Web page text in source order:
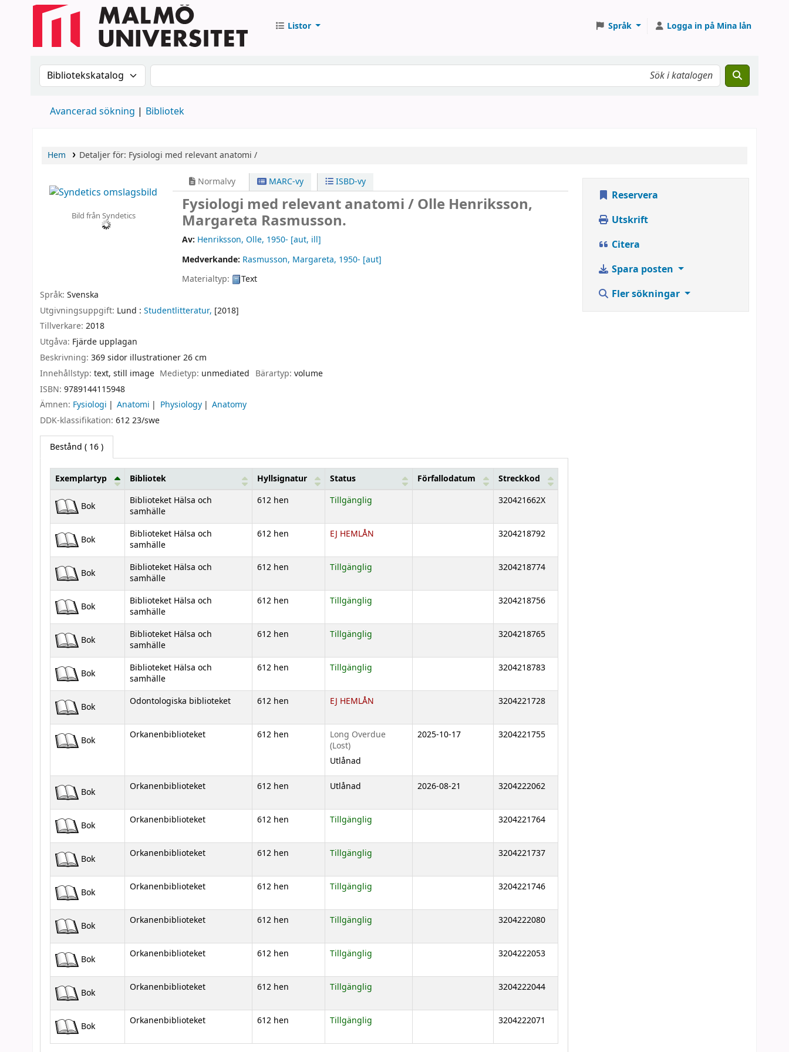
Listor Språk Logga in på Mina lån
Sök i katalogen efter:Sök i katalogen
Avancerad sökning Bibliotek
Hem Detaljer för: Fysiologi med relevant anatomi /
Bild från Syndetics
Normalvy MARC-vy ISBD-vy
Fysiologi med relevant anatomi /Olle Henriksson,
Margareta Rasmusson.
Av: Henriksson, Olle, 1950- [aut, ill]
Medverkande: Rasmusson, Margareta, 1950- [aut]
Materialtyp:
Text
Språk: Svenska
Utgivningsuppgift: Lund : Studentlitteratur, [2018]
Tillverkare: 2018
Utgåva: Fjärde upplagan
Beskrivning: 369 sidor illustrationer 26 cm
Innehållstyp: text, still image Medietyp: unmediated Bärartyp: volume
ISBN: 9789144115948
Ämnen: Fysiologi Anatomi Physiology
Anatomy
DDK-klassifikation: 612 23/swe
Bestånd ( 16 )
Bestånd
Exemplartyp Bibliotek Hyllsignatur Status Förfallodatum Streckkod
Bok
Biblioteket Hälsa och
samhälle
612 hen Tillgänglig 320421662X
Bok
Biblioteket Hälsa och
samhälle
612 hen EJ HEMLÅN 3204218792
Bok
Biblioteket Hälsa och
samhälle
612 hen Tillgänglig 3204218774
Bok
Biblioteket Hälsa och
samhälle
612 hen Tillgänglig 3204218756
Bok
Biblioteket Hälsa och
samhälle
612 hen Tillgänglig 3204218765
Bok
Biblioteket Hälsa och
samhälle
612 hen Tillgänglig 3204218783
Bok Odontologiska biblioteket 612 hen EJ HEMLÅN 3204221728
Bok Orkanenbiblioteket 612 hen
Long Overdue
(Lost)
Utlånad
2025-10-17 3204221755
Bok Orkanenbiblioteket 612 hen Utlånad 2026-08-21 3204222062
Bok Orkanenbiblioteket 612 hen Tillgänglig 3204221764
Bok Orkanenbiblioteket 612 hen Tillgänglig 3204221737
Bok Orkanenbiblioteket 612 hen Tillgänglig 3204221746
Bok Orkanenbiblioteket 612 hen Tillgänglig 3204222080
Bok Orkanenbiblioteket 612 hen Tillgänglig 3204222053
Bok Orkanenbiblioteket 612 hen Tillgänglig 3204222044
Bok Orkanenbiblioteket 612 hen Tillgänglig 3204222071
Reservera
Utskrift
Citera
Spara posten
Fler sökningar